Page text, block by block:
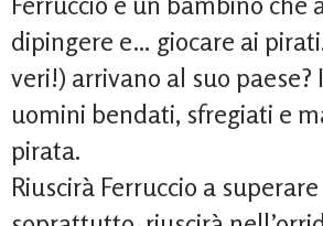
dipingere e… giocare ai
veri!) arrivano al suo
uomini bendati, sfregiati e
pirata.
Riuscirà Ferruccio a